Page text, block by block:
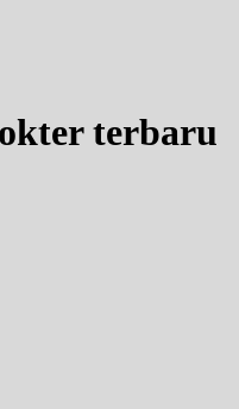
terbaru